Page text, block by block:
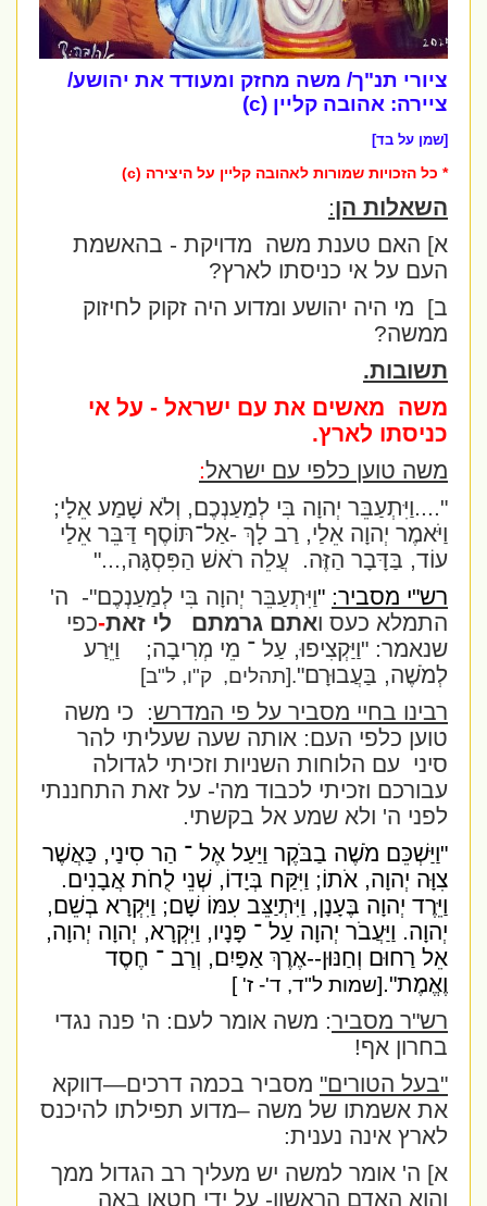
ציורי תנ"ך/ משה מחזק ומעודד את יהושע/
ציירה: אהובה קליין (c)
[שמן על בד]
* כל הזכויות שמורות לאהובה קליין על היצירה (c)
השאלות הן:
א] האם טענת משה מדויקת - בהאשמת
העם על אי כניסתו לארץ?
ב] מי היה יהושע ומדוע היה זקוק לחיזוק
ממשה?
תשובות.
משה מאשים את עם ישראל - על אי
כניסתו לארץ.
משה טוען כלפי עם ישראל:
"....וַיִּתְעַבֵּר יְהוָה בִּי לְמַעַנְכֶם, וְלֹא שָׁמַע אֵלָי;
וַיֹּאמֶר יְהוָה אֵלַי, רַב לָךְ -אַל־תּוֹסֶף דַּבֵּר אֵלַי
עוֹד, בַּדָּבָר הַזֶּה. עֲלֵה רֹאשׁ הַפִּסְגָּה,..."
רש"י מסביר:" וַיִּתְעַבֵּר יְהוָה בִּי לְמַעַנְכֶם"- ה'
התמלא כעס ואתם גרמתם לי זאת-כפי
שנאמר:"וַיַּקְצִיפוּ, עַל ־ מֵי מְרִיבָה;
וַיֵּרַע
לְמֹשֶׁה, בַּעֲבוּרָם".[תהלים, ק"ו, ל"ב]
רבינו בחיי מסביר על פי המדרש: כי משה
טוען כלפי העם: אותה שעה שעליתי להר
סיני עם הלוחות השניות וזכיתי לגדולה
עבורכם וזכיתי לכבוד מה'- על זאת התחננתי
לפני ה' ולא שמע אל בקשתי.
"וַיַּשְׁכֵּם מֹשֶׁה בַבֹּקֶר וַיַּעַל אֶל ־ הַר סִינַי, כַּאֲשֶׁר
צִוָּה יְהוָה, אֹתוֹ; וַיִּקַּח בְּיָדוֹ, שְׁנֵי לֻחֹת אֲבָנִים.
וַיֵּרֶד יְהוָה בֶּעָנָן, וַיִּתְיַצֵּב עִמּוֹ שָׁם; וַיִּקְרָא בְשֵׁם,
יְהוָה. וַיַּעֲבֹר יְהוָה עַל ־ פָּנָיו, וַיִּקְרָא, יְהוָה יְהוָה,
אֵל רַחוּם וְחַנּוּן--אֶרֶךְ אַפַּיִם, וְרַב ־ חֶסֶד
וֶאֱמֶת".[שמות ל"ד, ד'- ז' ]
רש"ר מסביר: משה אומר לעם: ה' פנה נגדי
בחרון אף!
"בעל הטורים"מסביר בכמה דרכים—דווקא
את אשמתו של משה –מדוע תפילתו להיכנס
לארץ אינה נענית:
א] ה' אומר למשה יש מעליך רב הגדול ממך
והוא האדם הראשון- על ידי חטאו באה